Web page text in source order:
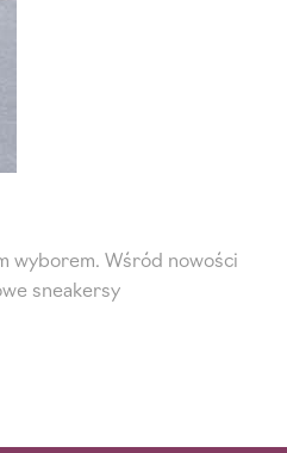
wyborem. Wśród nowości
sneakersy